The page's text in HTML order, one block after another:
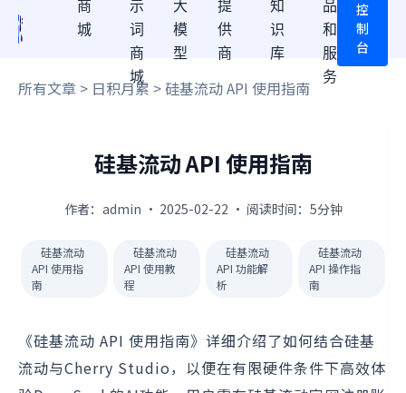
商
城
示
词
商
城
大
模
型
提
供
商
知
识
库
品
和
服
务
控
制
台
所有文章 > 日积月累 > 硅基流动 API 使用指南
硅基流动 API 使用指南
作者：admin · 2025-02-22 · 阅读时间：5分钟
硅基流动
API 使用指
南
硅基流动
API 使用教
程
硅基流动
API 功能解
析
硅基流动
API 操作指
南
《硅基流动 API 使用指南》详细介绍了如何结合硅基
流动与Cherry Studio，以便在有限硬件条件下高效体